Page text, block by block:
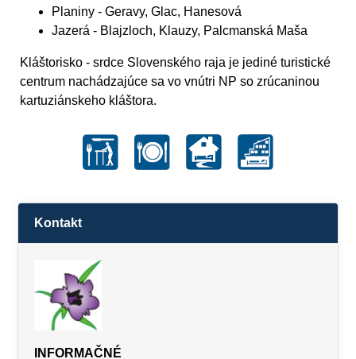
Planiny - Geravy, Glac, Hanesová
Jazerá - Blajzloch, Klauzy, Palcmanská Maša
Kláštorisko - srdce Slovenského raja je jediné turistické
centrum nachádzajúce sa vo vnútri NP so zrúcaninou
kartuziánskeho kláštora.
Kontakt
INFORMAČNÉ